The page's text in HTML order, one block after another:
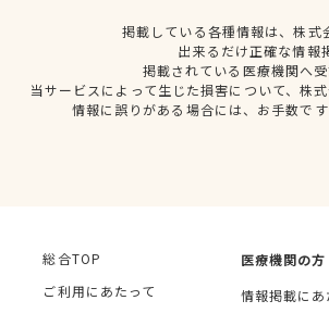
掲載している各種情報は、株
出来るだけ正確な情報
掲載されている医療機関へ
当サービスによって生じた損害について、株
情報に誤りがある場合には、お手数で
総合TOP
ご利用にあたって
医療機関の方
情報掲載にあ